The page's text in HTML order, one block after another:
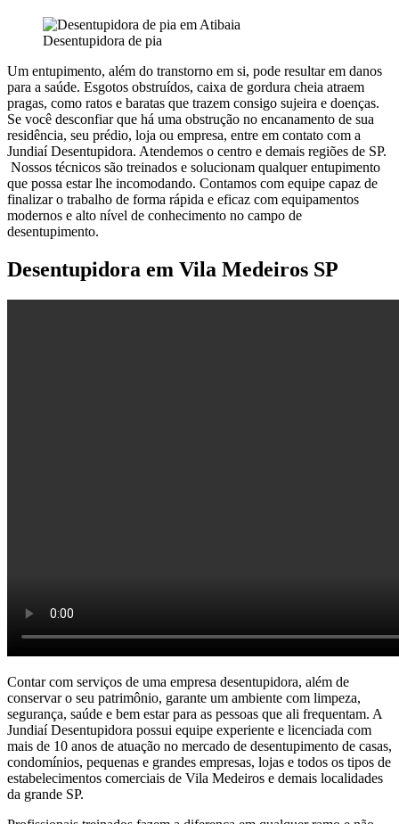
Desentupidora de pia
Um entupimento, além do transtorno em si, pode resultar em danos
para a saúde. Esgotos obstruídos, caixa de gordura cheia atraem
pragas, como ratos e baratas que trazem consigo sujeira e doenças.
Se você desconfiar que há uma obstrução no encanamento de sua
residência, seu prédio, loja ou empresa, entre em contato com a
Jundiaí Desentupidora. Atendemos o centro e demais regiões de SP.
Nossos técnicos são treinados e solucionam qualquer entupimento
que possa estar lhe incomodando. Contamos com equipe capaz de
finalizar o trabalho de forma rápida e eficaz com equipamentos
modernos e alto nível de conhecimento no campo de
desentupimento.
Desentupidora em Vila Medeiros SP
Contar com serviços de uma empresa desentupidora, além de
conservar o seu patrimônio, garante um ambiente com limpeza,
segurança, saúde e bem estar para as pessoas que ali frequentam. A
Jundiaí Desentupidora possui equipe experiente e licenciada com
mais de 10 anos de atuação no mercado de desentupimento de casas,
condomínios, pequenas e grandes empresas, lojas e todos os tipos de
estabelecimentos comerciais de Vila Medeiros e demais localidades
da grande SP.